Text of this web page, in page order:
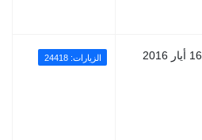
16 أيار 2016 الزيارات: 24418